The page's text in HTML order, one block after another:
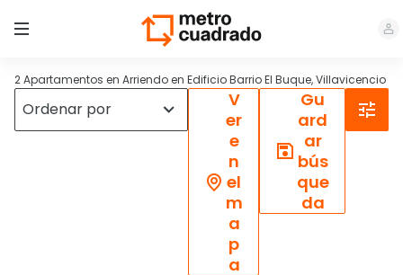
2 Apartamentos en Arriendo en Edificio Barrio El Buque, Villavicencio
V
er
e
n
el
m
a
p
a
Gu
ard
ar
bús
que
da